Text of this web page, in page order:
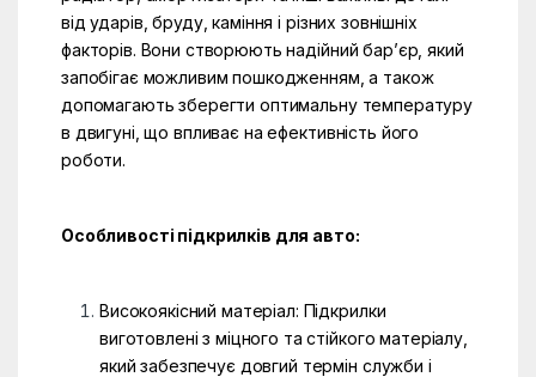
від ударів, бруду, каміння і різних зовнішніх
факторів. Вони створюють надійний бар’єр, який
запобігає можливим пошкодженням, а також
допомагають зберегти оптимальну температуру
в двигуні, що впливає на ефективність його
роботи.
Особливості підкрилків для авто:
Високоякісний матеріал: Підкрилки
виготовлені з міцного та стійкого матеріалу,
який забезпечує довгий термін служби і